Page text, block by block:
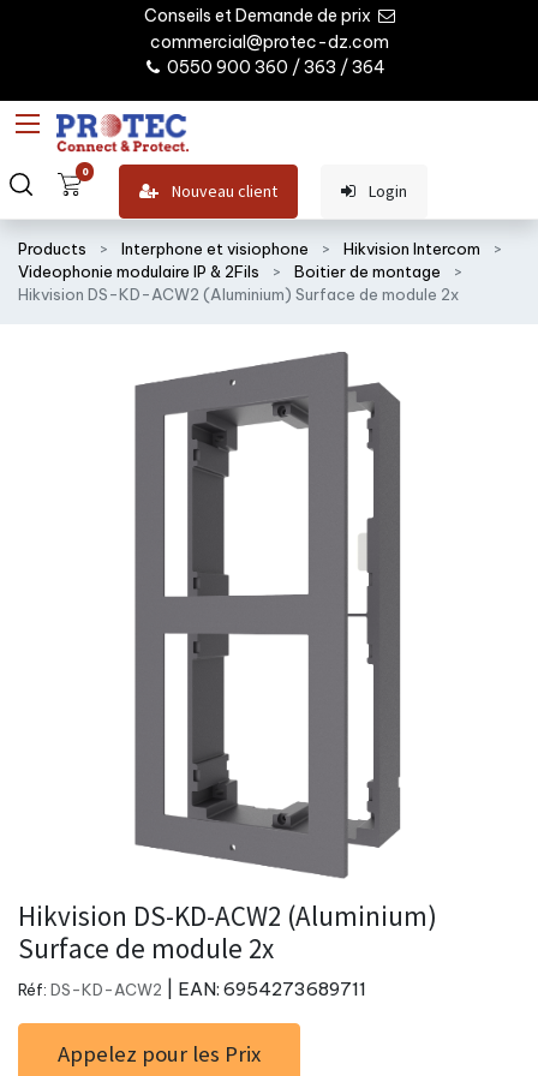
Conseils et Demande de prix
commercial@protec-dz.com
0550 900 360 / 363 / 364
0
Nouveau client Login
Products Interphone et visiophone
Hikvision Intercom
Videophonie modulaire IP & 2Fils
Boitier de montage
Hikvision DS-KD-ACW2 (Aluminium) Surface de module 2x
Hikvision DS-KD-ACW2 (Aluminium)
Surface de module 2x
Réf: DS-KD-ACW2 | EAN: 6954273689711
Appelez pour les Prix